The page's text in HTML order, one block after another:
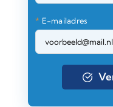
* E-mailadres